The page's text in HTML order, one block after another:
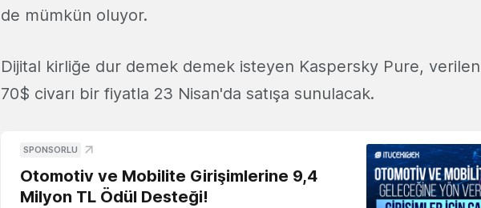
de mümkün oluyor.
Dijital kirliğe dur demek demek isteyen Kaspersky Pure,
70$ civarı bir fiyatla 23 Nisan'da satışa sunulacak.
SPONSORLU
Otomotiv ve Mobilite Girişimlerine 9,4
Milyon TL Ödül Desteği!